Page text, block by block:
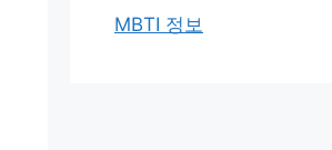
MBTI 정보